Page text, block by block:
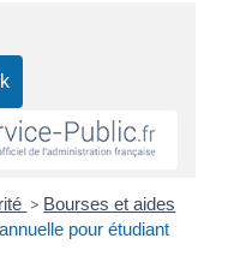
> Bourses et aides
pour étudiant